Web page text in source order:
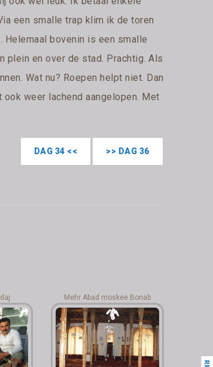
een smalle trap klim ik de toren
Helemaal bovenin is een smalle
plein en over de stad. Prachtig. Als
Wat nu? Roepen helpt niet. Dan
weer lachend aangelopen. Met
>> DAG 36
DAG 34 <<
Mehr Abad moskee Bonab